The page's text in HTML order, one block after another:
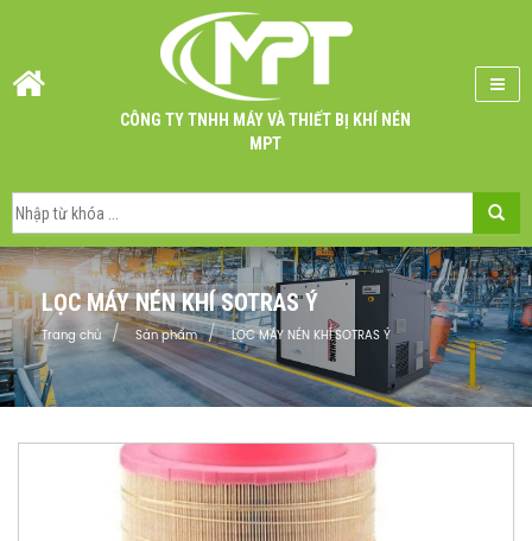
CÔNG TY TNHH MÁY VÀ THIẾT BỊ KHÍ NÉN
MPT
LỌC MÁY NÉN KHÍ SOTRAS Ý
Trang chủ Sản phẩm LỌC MÁY NÉN KHÍ SOTRAS Ý